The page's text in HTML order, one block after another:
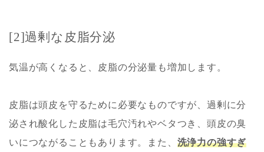
[2]過剰な皮脂分泌
気温が高くなると、皮脂の分泌量も増加します。
皮脂は頭皮を守るために必要なものですが、過剰に分
泌され酸化した皮脂は毛穴汚れやベタつき、頭皮の臭
いにつながることもあります。また、 洗浄力の強すぎ